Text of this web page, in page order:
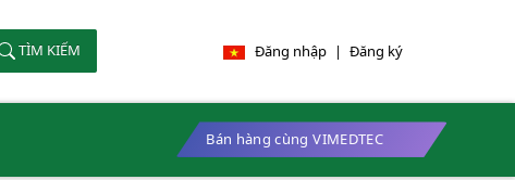
TÌM KIẾM Đăng nhập | Đăng ký
Bán hàng cùng VIMEDTEC